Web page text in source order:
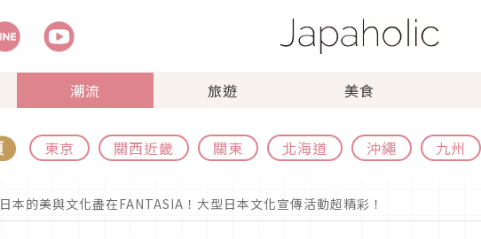
潮流 旅遊 美食
東京 關西近畿 關東 北海道 沖繩 九州
日本的美與文化盡在FANTASIA！大型日本文化宣傳活動超精彩！